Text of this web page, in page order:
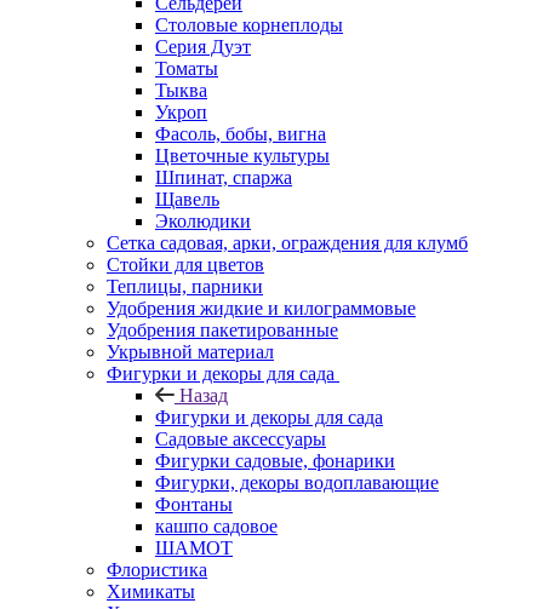
Столовые корнеплоды
Серия Дуэт
Томаты
Тыква
Укроп
Фасоль, бобы, вигна
Цветочные культуры
Шпинат, спаржа
Щавель
Эколюдики
Сетка садовая, арки, ограждения для клумб
Стойки для цветов
Теплицы, парники
Удобрения жидкие и килограммовые
Удобрения пакетированные
Укрывной материал
Фигурки и декоры для сада
Назад
Фигурки и декоры для сада
Садовые аксессуары
Фигурки садовые, фонарики
Фигурки, декоры водоплавающие
Фонтаны
кашпо садовое
ШАМОТ
Флористика
Химикаты